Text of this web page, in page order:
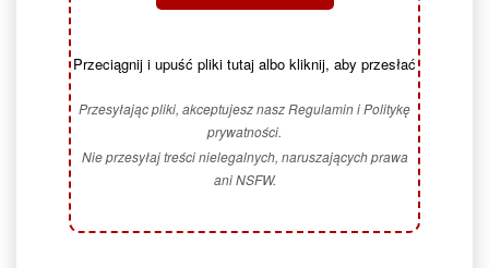
Przeciągnij i upuść pliki tutaj albo kliknij, aby przesłać
Przesyłając pliki, akceptujesz nasz Regulamin i Politykę
prywatności.
Nie przesyłaj treści nielegalnych, naruszających prawa
ani NSFW.